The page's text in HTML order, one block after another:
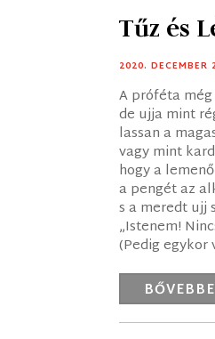
Tűz és
2020. DECEMBER
A próféta
de ujja mint
lassan a
vagy mint
hogy a
a pengét az
s a meredt ujj
„Istenem!
(Pedig